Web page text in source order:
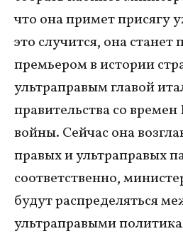
что она примет присягу
это случится, она
премьером в истории
ультраправым главой
правительства со
войны. Сейчас она
правых и ультраправых
соответственно,
будут распределяться
ультраправыми